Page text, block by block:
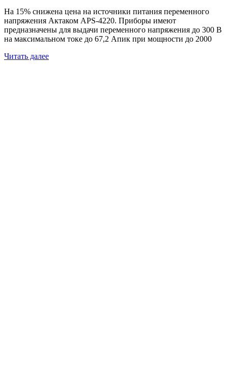
На 15% снижена цена на источники питания переменного
напряжения Актаком APS-4220. Приборы имеют
предназначены для выдачи переменного напряжения до 300 В
на максимальном токе до 67,2 Апик при мощности до 2000
Читать далее